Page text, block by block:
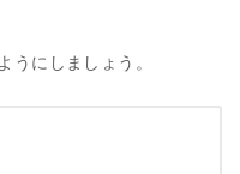
うにしましょう。